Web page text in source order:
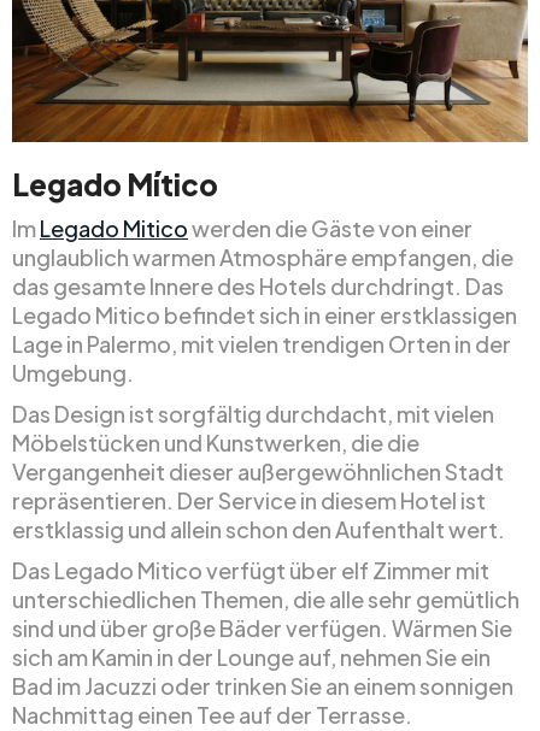
Legado Mítico
ImLegado Miticowerden die Gäste von einer
unglaublich warmen Atmosphäre empfangen, die
das gesamte Innere des Hotels durchdringt. Das
Legado Mitico befindet sich in einer erstklassigen
Lage in Palermo, mit vielen trendigen Orten in der
Umgebung.
Das Design ist sorgfältig durchdacht, mit vielen
Möbelstücken und Kunstwerken, die die
Vergangenheit dieser außergewöhnlichen Stadt
repräsentieren. Der Service in diesem Hotel ist
erstklassig und allein schon den Aufenthalt wert.
Das Legado Mitico verfügt über elf Zimmer mit
unterschiedlichen Themen, die alle sehr gemütlich
sind und über große Bäder verfügen. Wärmen Sie
sich am Kamin in der Lounge auf, nehmen Sie ein
Bad im Jacuzzi oder trinken Sie an einem sonnigen
Nachmittag einen Tee auf der Terrasse.